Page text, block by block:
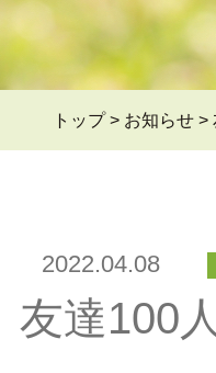
みまもり巡
よくある
ブログ
トップ> お知らせ >
2022.04.08
友達100